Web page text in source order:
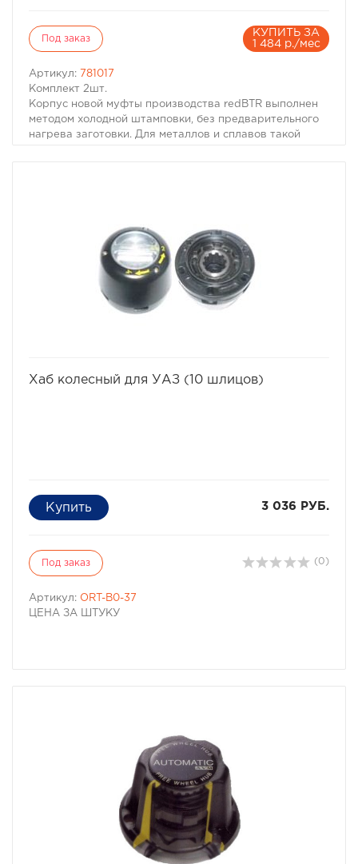
Под заказ
КУПИТЬ ЗА
1 484 р./мес
Артикул: 781017
Комплект 2шт.
Корпус новой муфты производства redBTR выполнен
методом холодной штамповки, без предварительного
нагрева заготовки. Для металлов и сплавов такой
свойствами (повышенная прочность, высокая
твердость и износостойкость) при относительно
низкой массе детали. Новая технология производства
корпуса муфт redBTR серии Z позволила достичь
высокой надежности всех соединений, а
дополнительная обработка поверхности корпуса и
внедрение уплотнительной силиконовой прокладки
Хаб колесный для УАЗ (10 шлицов)
3 036 РУБ.
Под заказ (0)
Артикул: ORT-B0-37
ЦЕНА ЗА ШТУКУ